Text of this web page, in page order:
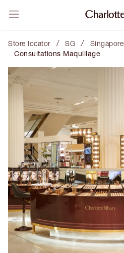
Store locator / SG / Singapore
Consultations Maquillage